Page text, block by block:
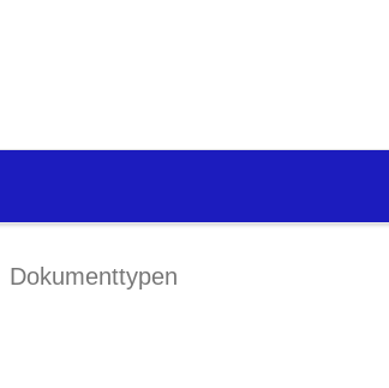
Dokumenttypen